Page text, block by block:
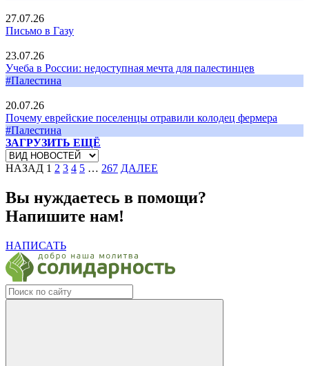
27.07.26
Письмо в Газу
23.07.26
Учеба в России: недоступная мечта для палестинцев
#Палестина
20.07.26
Почему еврейские поселенцы отравили колодец фермера
#Палестина
ЗАГРУЗИТЬ ЕЩЁ
НАЗАД 1 2 3 4 5 … 267 ДАЛЕЕ
Вы нуждаетесь в помощи?
Напишите нам!
НАПИСАТЬ